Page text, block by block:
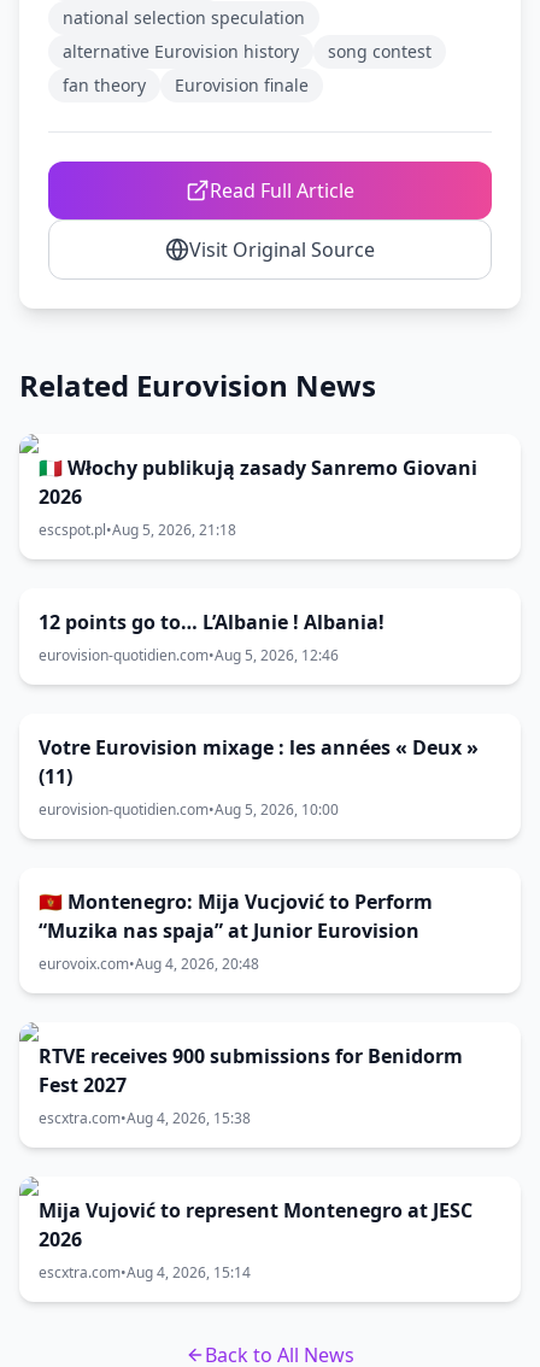
national selection speculation
alternative Eurovision history
song contest
fan theory
Eurovision finale
Read Full Article
Visit Original Source
Related Eurovision News
🇮🇹 Włochy publikują zasady Sanremo Giovani
2026
escspot.pl•Aug 5, 2026, 21:18
12 points go to… L’Albanie ! Albania!
eurovision-quotidien.com•Aug 5, 2026, 12:46
Votre Eurovision mixage : les années « Deux »
(11)
eurovision-quotidien.com•Aug 5, 2026, 10:00
🇲🇪 Montenegro: Mija Vucjović to Perform
“Muzika nas spaja” at Junior Eurovision
eurovoix.com•Aug 4, 2026, 20:48
RTVE receives 900 submissions for Benidorm
Fest 2027
escxtra.com•Aug 4, 2026, 15:38
Mija Vujović to represent Montenegro at JESC
2026
escxtra.com•Aug 4, 2026, 15:14
Back to All News